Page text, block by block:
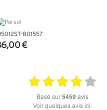
801557
€
basé sur5459 avis
Voir quelques avis ici.